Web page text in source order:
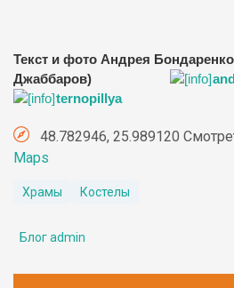
Текст и фото Андрея
Джаббаров)
ternopillya
48.782946, 25.989120
Maps
Храмы Костелы
Блог admin